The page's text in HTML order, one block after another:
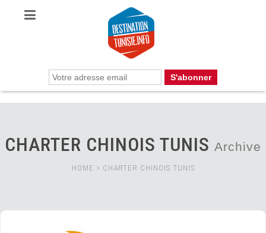
CHARTER CHINOIS TUNIS Archive
HOME > CHARTER CHINOIS TUNIS